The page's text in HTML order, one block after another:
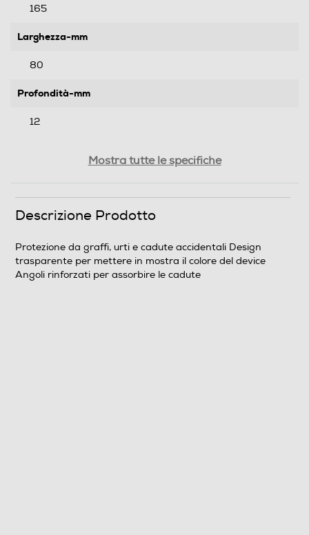
165
Larghezza-mm
80
Profondità-mm
12
Informazioni sulla sicurezza del prodotto
Clicca qui
Mostra tutte le specifiche
Descrizione Prodotto
Protezione da graffi, urti e cadute accidentali Design
trasparente per mettere in mostra il colore del device
Angoli rinforzati per assorbire le cadute